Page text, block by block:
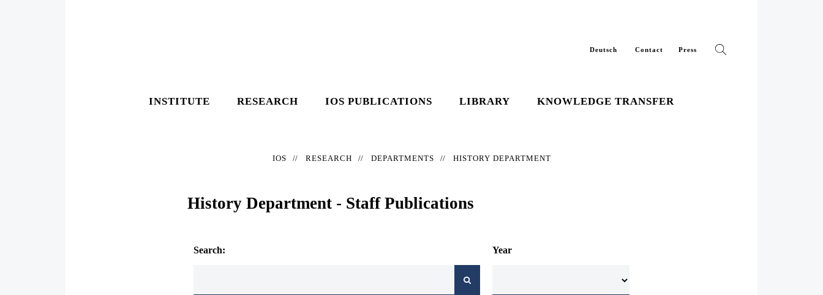
Deutsch Contact Press
INSTITUTE RESEARCH IOS PUBLICATIONS LIBRARY KNOWLEDGE TRANSFER
IOS RESEARCH DEPARTMENTS HISTORY DEPARTMENT
History Department - Staff Publications
Search: Year